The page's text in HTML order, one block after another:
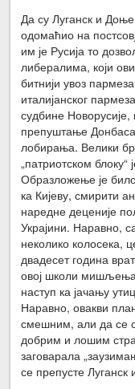
Да су Луганск и
одомаћио на
им је Русија то
либералима, који
битнији увоз
италијанског
судбине
препуштање
лобирања. Велики
„патриотском блоку“
Образложење је
ка Кијеву, смирити
наредне деценије
Украјини. Наравно,
неколико колосека,
двадесет година
овој школи
наступ ка јачању
Наравно, овакви
смешним, али да се
добрим и лошим
заговарала
се препусте Луганск